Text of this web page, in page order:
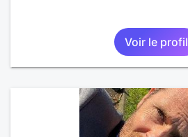
Voir le profil